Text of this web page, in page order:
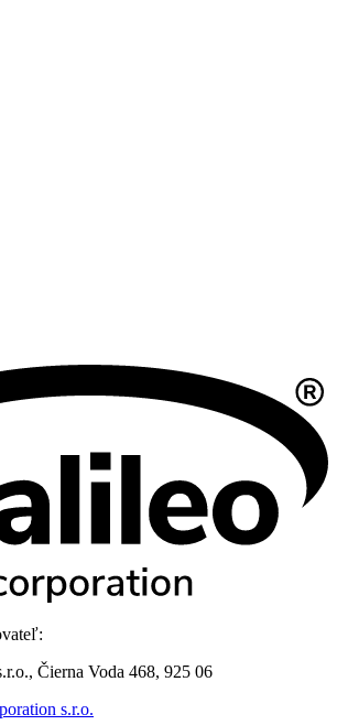
Čierna Voda 468, 925 06
s.r.o.